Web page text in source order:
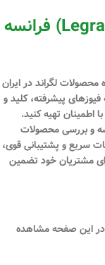
خرید محصولات برند لگراند (Legrand) فرانسه
محصولات لگراند در ایران
پیشرفته، کلید و
اطمینان تهیه کنید.
و بررسی محصولات
سریع و پشتیبانی قوی،
مشتریان خود تضمین
این صفحه مشاهده